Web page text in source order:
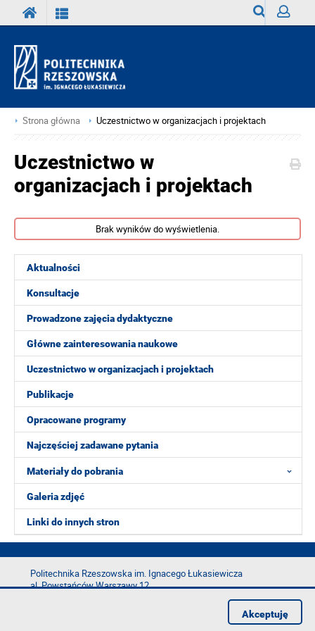
Strona główna Uczestnictwo w organizacjach i projektach
Aktualności
Konsultacje
Prowadzone zajęcia dydaktyczne
Główne zainteresowania naukowe
Uczestnictwo w organizacjach i projektach
Publikacje
Opracowane programy
Najczęściej zadawane pytania
Materiały do pobrania
Galeria zdjęć
Linki do innych stron
Uczestnictwo w
organizacjach i projektach
Brak wyników do wyświetlenia.
Politechnika Rzeszowska im. Ignacego Łukasiewicza
al. Powstańców Warszawy 12
Akceptuję